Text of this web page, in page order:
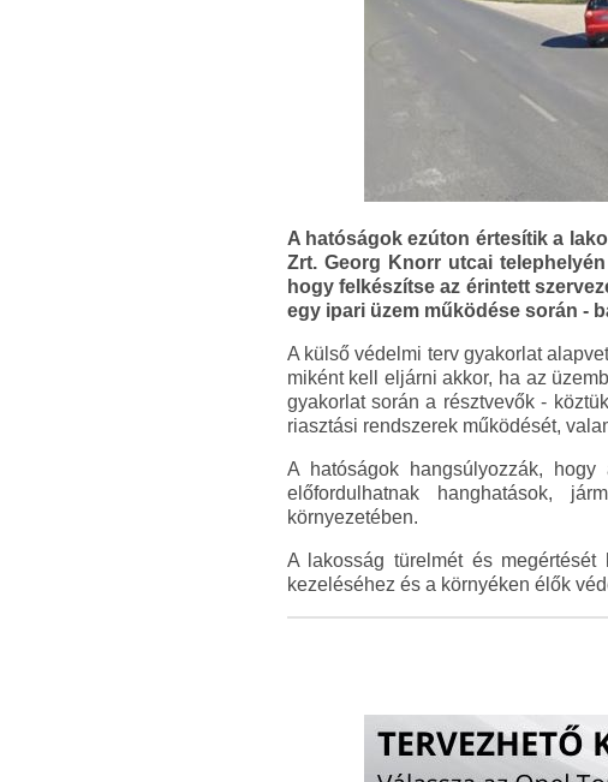
A hatóságok ezúton értesítik a
Zrt. Georg Knorr utcai
hogy felkészítse az érintett
egy ipari üzem működése során -
A külső védelmi terv gyakorlat
miként kell eljárni akkor, ha az
gyakorlat során a résztvevők -
riasztási rendszerek működését,
A hatóságok hangsúlyozzák,
előfordulhatnak hanghatások,
környezetében.
A lakosság türelmét és
kezeléséhez és a környéken élők